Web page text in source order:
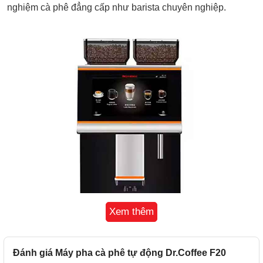
nghiệm cà phê đẳng cấp như barista chuyên nghiệp.
Xem thêm
Đánh giá Máy pha cà phê tự động Dr.Coffee F20